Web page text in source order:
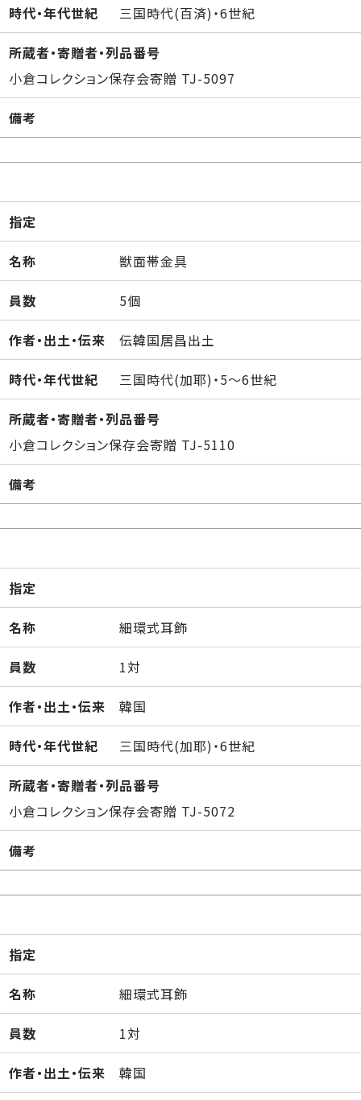
時代・年代世紀 三国時代(百済)・6世紀
所蔵者・寄贈者・列品番号
小倉コレクション保存会寄贈 TJ-5097
備考
指定
名称 獣面帯金具
員数 5個
作者・出土・伝来 伝韓国居昌出土
時代・年代世紀 三国時代(加耶)・5～6世紀
所蔵者・寄贈者・列品番号
小倉コレクション保存会寄贈 TJ-5110
備考
指定
名称 細環式耳飾
員数 1対
作者・出土・伝来 韓国
時代・年代世紀 三国時代(加耶)・6世紀
所蔵者・寄贈者・列品番号
小倉コレクション保存会寄贈 TJ-5072
備考
指定
名称 細環式耳飾
員数 1対
作者・出土・伝来 韓国